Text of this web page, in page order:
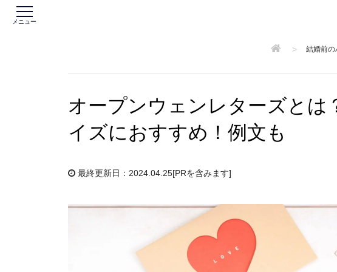
メニュー
> 結婚前の
オープンウェンレターズとは
イズにおすすめ！例文も
最終更新日：2024.04.25[PRを含みます]